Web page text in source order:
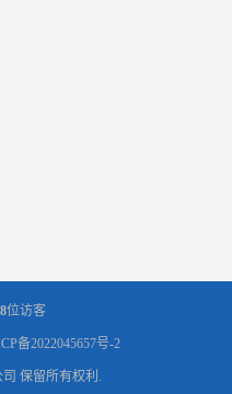
位访客
备2022045657号-2
保留所有权利.